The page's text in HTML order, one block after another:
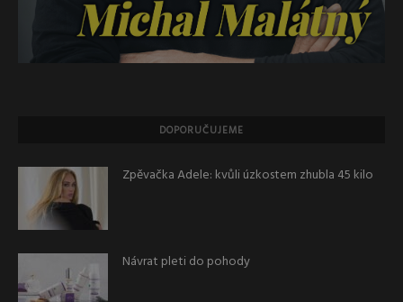
DOPORUČUJEME
Zpěvačka Adele: kvůli úzkostem zhubla 45 kilo
Návrat pleti do pohody